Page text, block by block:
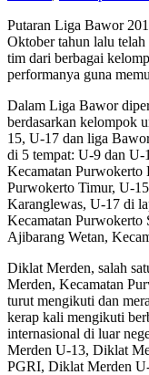
Putaran Liga Bawor
Oktober tahun lalu telah
tim dari berbagai
performanya guna
Dalam Liga Bawor
berdasarkan kelompok
15, U-17 dan liga
di 5 tempat: U-9 dan U-
Kecamatan Purwokerto
Purwokerto Timur, U-
Karanglewas, U-17 di
Kecamatan Purwokerto
Ajibarang Wetan,
Diklat Merden, salah
Merden, Kecamatan
turut mengikuti dan
kerap kali mengikuti
internasional di luar
Merden U-13, Diklat
PGRI, Diklat Merden